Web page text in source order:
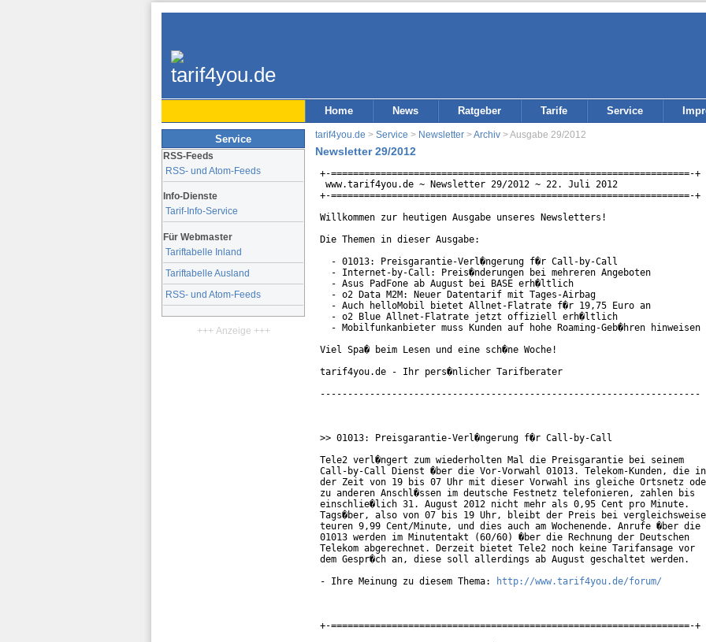
Home News Ratgeber Tarife Service
Service
RSS-Feeds
RSS- und Atom-Feeds
Info-Dienste
Tarif-Info-Service
Für Webmaster
Tariftabelle Inland
Tariftabelle Ausland
RSS- und Atom-Feeds
+++ Anzeige +++
tarif4you.de > Service > Newsletter > Archiv > Ausgabe 29/2012
Newsletter 29/2012
+-=================================================================-+
www.tarif4you.de ~ Newsletter 29/2012 ~ 22. Juli 2012
+-=================================================================-+
Willkommen zur heutigen Ausgabe unseres Newsletters!
Die Themen in dieser Ausgabe:
  - 01013: Preisgarantie-Verl�ngerung f�r Call-by-Call
  - Internet-by-Call: Preis�nderungen bei mehreren Angeboten
  - Asus PadFone ab August bei BASE erh�ltlich
  - o2 Data M2M: Neuer Datentarif mit Tages-Airbag
  - Auch helloMobil bietet Allnet-Flatrate f�r 19,75 Euro an
  - o2 Blue Allnet-Flatrate jetzt offiziell erh�ltlich
  - Mobilfunkanbieter muss Kunden auf hohe Roaming-Geb�hren hinweisen
Viel Spa� beim Lesen und eine sch�ne Woche!
tarif4you.de - Ihr pers�nlicher Tarifberater
---------------------------------------------------------------------
>> 01013: Preisgarantie-Verl�ngerung f�r Call-by-Call
Tele2 verl�ngert zum wiederholten Mal die Preisgarantie bei seinem
Call-by-Call Dienst �ber die Vor-Vorwahl 01013. Telekom-Kunden, die in
der Zeit von 19 bis 07 Uhr mit dieser Vorwahl ins gleiche Ortsnetz
zu anderen Anschl�ssen im deutsche Festnetz telefonieren, zahlen bis
einschlie�lich 31. August 2012 nicht mehr als 0,95 Cent pro Minute.
Tags�ber, also von 07 bis 19 Uhr, bleibt der Preis bei vergleichsweise
teuren 9,99 Cent/Minute, und dies auch am Wochenende. Anrufe �ber die
01013 werden im Minutentakt (60/60) �ber die Rechnung der Deutschen
Telekom abgerechnet. Derzeit bietet Tele2 noch keine Tarifansage vor
dem Gespr�ch an, diese soll allerdings ab August geschaltet werden.
- Ihre Meinung zu diesem Thema:
http://www.tarif4you.de/forum/
+-=================================================================-+